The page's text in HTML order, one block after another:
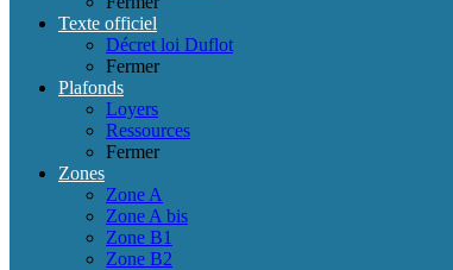
Texte officiel
Décret loi Duflot
Fermer
Plafonds
Loyers
Ressources
Fermer
Zones
Zone A
Zone A bis
Zone B1
Zone B2